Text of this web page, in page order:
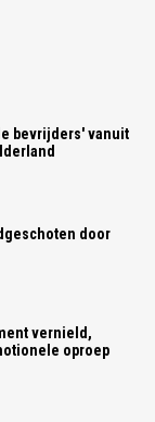
bevrijders' vanuit
door
vernield,
oproep